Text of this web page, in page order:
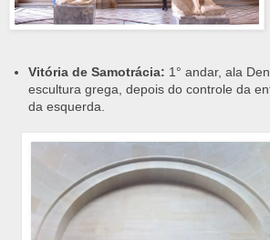
Vitória de Samotrácia: 1° andar, ala
escultura grega, depois do controle da
da esquerda.